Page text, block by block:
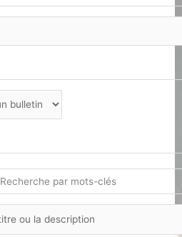
Recherche par mots-clés